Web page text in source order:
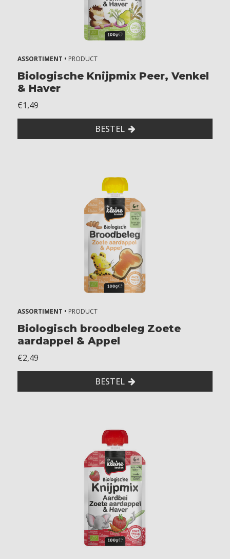
ASSORTIMENT • PRODUCT
Biologische Knijpmix Peer, Venkel
& Haver
€1,49
BESTEL
ASSORTIMENT • PRODUCT
Biologisch broodbeleg Zoete
aardappel & Appel
€2,49
BESTEL